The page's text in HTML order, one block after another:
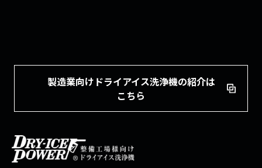
製造業向けドライアイス洗浄機の紹介は
こちら